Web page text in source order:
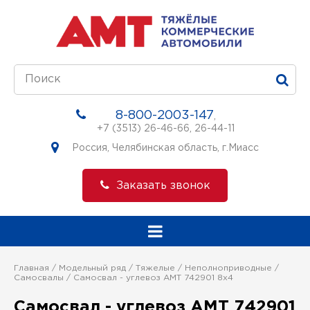
8-800-2003-147
+7 (3513) 26-46-66
26-44-11
Россия, Челябинская область, г.Миасс
Заказать звонок
Главная Модельный ряд Тяжелые
Неполноприводные
Самосвалы
Самосвал - углевоз АМТ 742901 8х4